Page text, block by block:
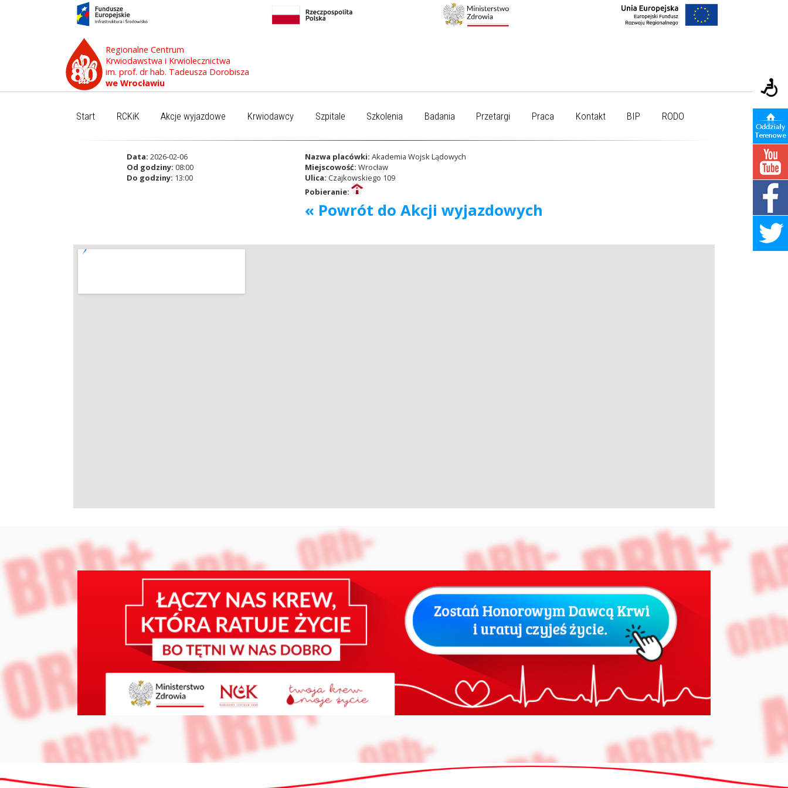
Regionalne Centrum
Krwiodawstwa i Krwiolecznictwa
im. prof. dr hab. Tadeusza Dorobisza
we Wrocławiu
Start RCKiK Akcje wyjazdowe Krwiodawcy Szpitale Szkolenia Badania Przetargi Praca Kontakt BIP RODO
Data: 2026-02-06
Od godziny: 08:00
Do godziny: 13:00
Nazwa placówki: Akademia Wojsk Lądowych
Miejscowość: Wrocław
Ulica: Czajkowskiego 109
Pobieranie:
« Powrót do Akcji wyjazdowych